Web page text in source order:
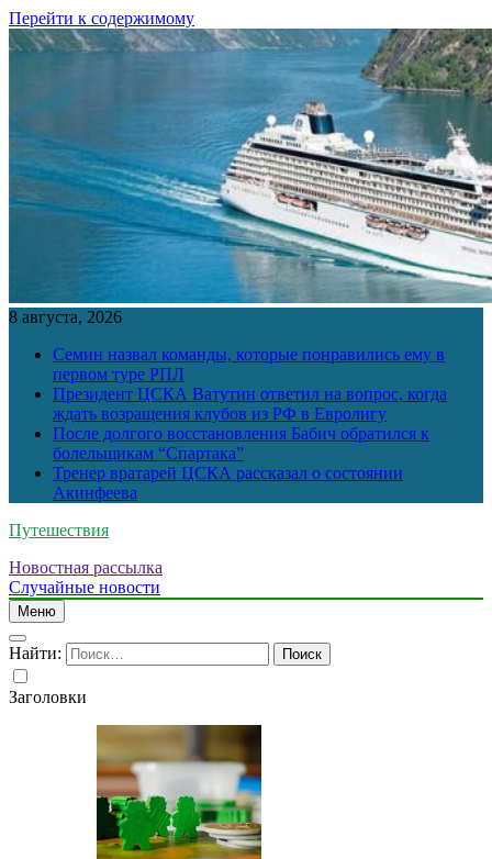
Перейти к содержимому
8 августа, 2026
Семин назвал команды, которые понравились ему в
первом туре РПЛ
Президент ЦСКА Ватутин ответил на вопрос, когда
ждать возращения клубов из РФ в Евролигу
После долгого восстановления Бабич обратился к
болельщикам “Спартака”
Тренер вратарей ЦСКА рассказал о состоянии
Акинфеева
Путешествия
Новостная рассылка
Случайные новости
Меню
Найти:
Заголовки